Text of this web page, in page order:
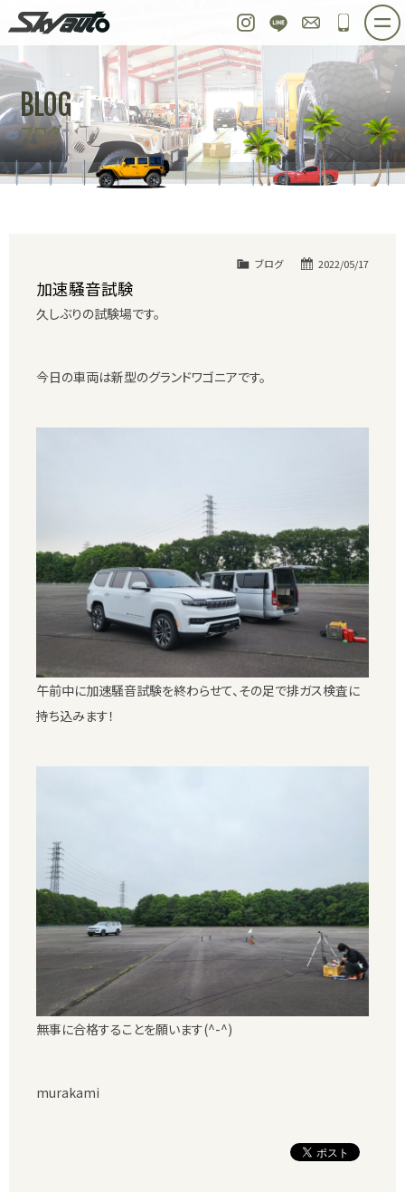
Instagram
LINE お問い合わせ
048-
ホーム 在庫車情報 ご購入プラン
整備作業実例 パーツ販売 買取＆オーダー
店舗紹介 工場紹介 会社概要
スタッフ紹介 求人情報 公式ブログ
BLOG
ブログ
2022/05/17
ブログ
加速騒音試験
久しぶりの試験場です。
今日の車両は新型のグランドワゴニアです。
午前中に加速騒音試験を終わらせて、その足で排ガス検査に
持ち込みます！
無事に合格することを願います(^-^)
murakami